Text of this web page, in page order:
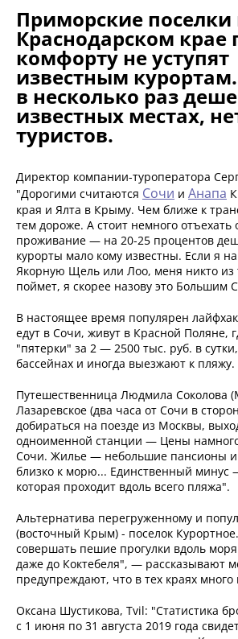
Приморские
Краснодарском крае
комфорту не уступят
известным
в несколько раз
известных местах,
туристов.
Директор компании-туроператора
"Дорогими считаются Сочи и Анапа
края и Ялта в Крыму. Чем ближе к
тем дороже. А стоит немного отъехать
проживание — на 20-25 процентов
курорты мало кому известны. Если я
Якорную Щель или Лоо, меня никто из
поймет, я скорее назову это Большим
В настоящее время популярен
едут в Сочи, живут в Красной Поляне,
"пятерки" за 2 — 2500 тыс. руб. в
бассейнах и иногда выезжают к пляжу.
Путешественница Людмила Соколова
Лазаревское (два часа от Сочи в
добираться на поезде из Москвы,
одноименной станции — Цены
Сочи. Жилье — небольшие пансионы
близко к морю... Единственный минус
которая проходит вдоль всего пляжа".
Альтернатива перегруженному и
(восточный Крым) - поселок
совершать пешие прогулки вдоль
даже до Коктебеля", — рассказывают
предупреждают, что в тех краях много
Оксана Шустикова, Tvil: "Статистика
с 1 июня по 31 августа 2019 года